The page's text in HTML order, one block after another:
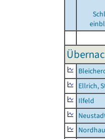
Ellrich,
Ilfeld